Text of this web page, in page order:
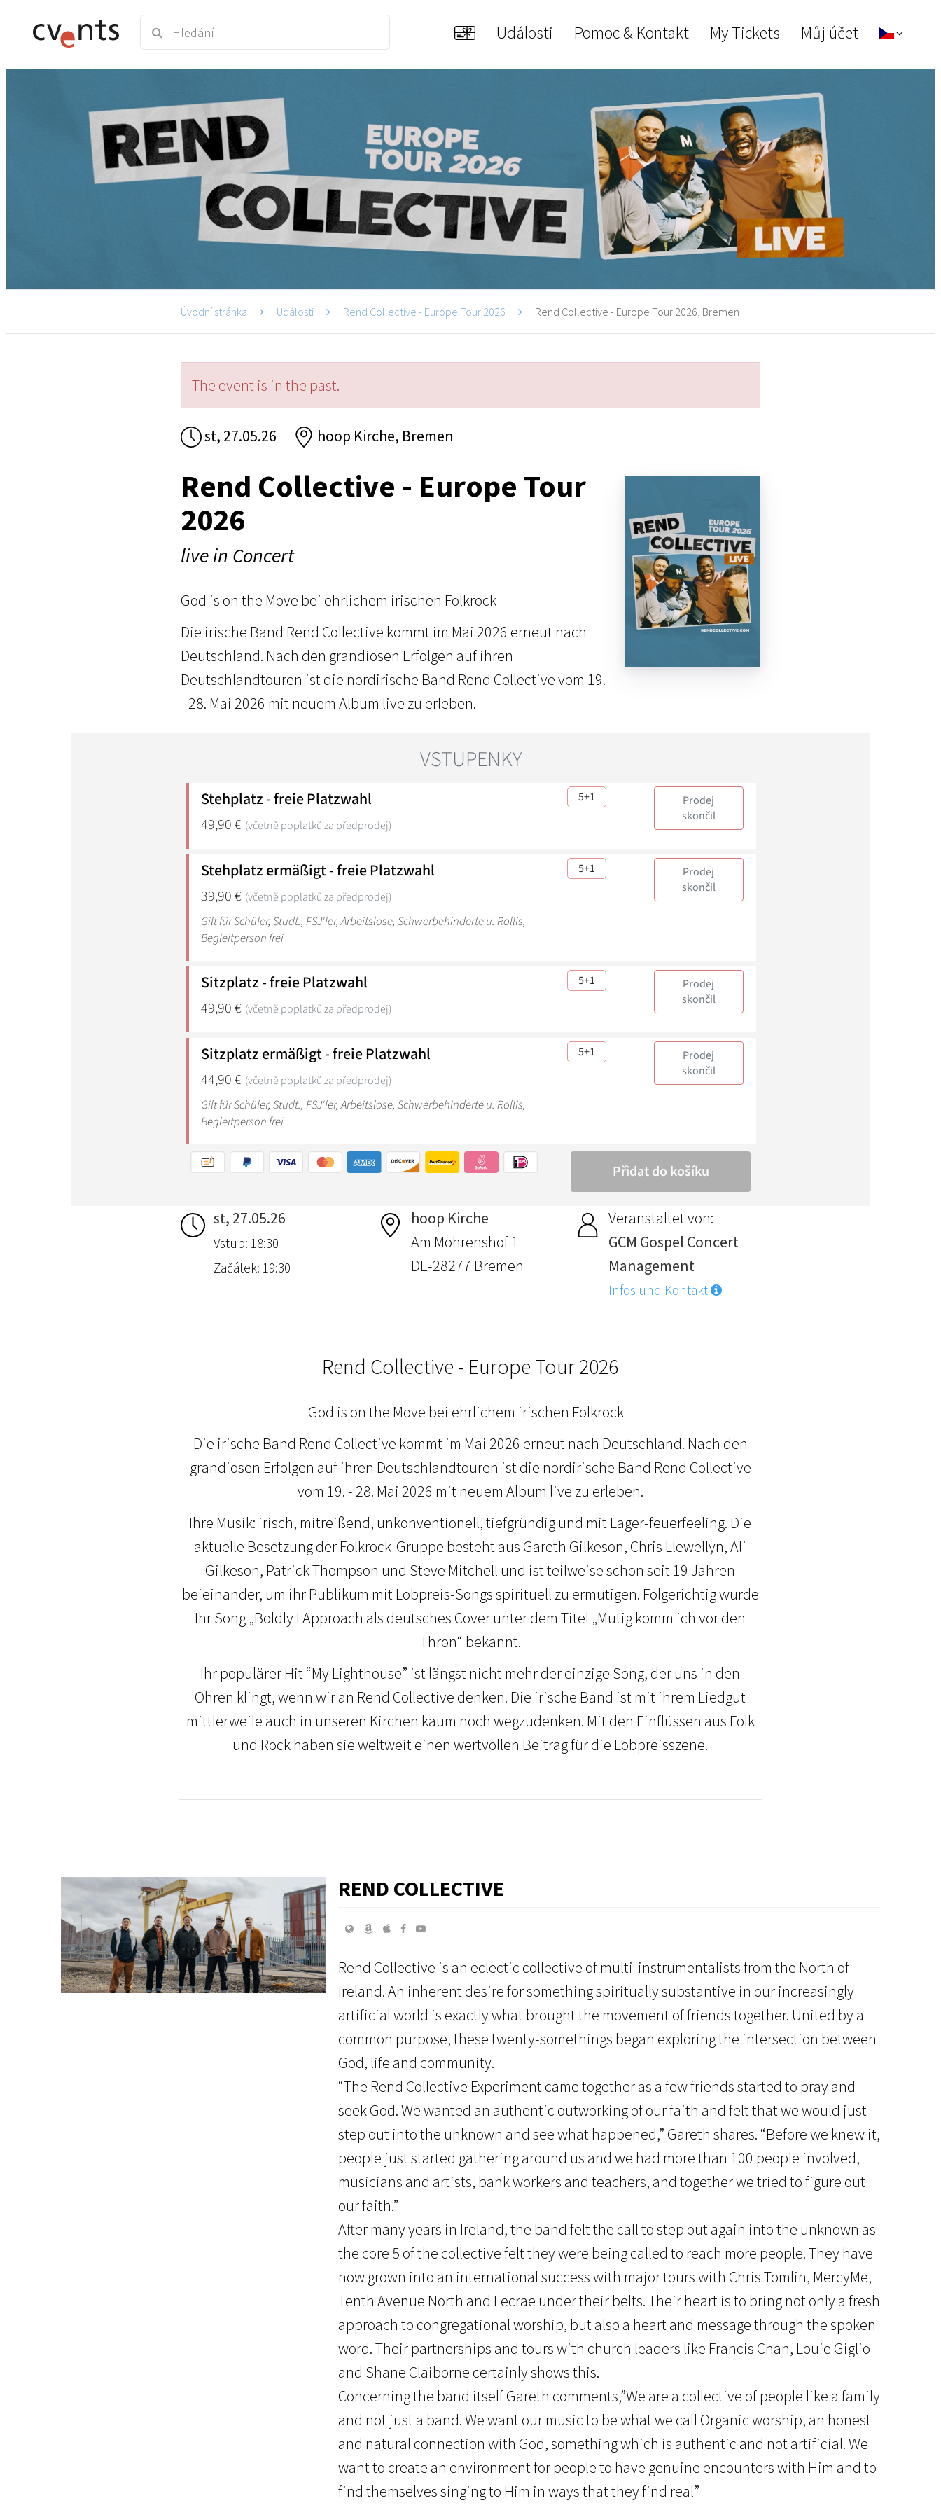
Události Pomoc & Kontakt My Tickets Můj účet
Úvodní stránka Události Rend Collective - Europe Tour 2026 Rend Collective - Europe Tour 2026, Bremen
The event is in the past.
st, 27.05.26 hoop Kirche, Bremen
Rend Collective - Europe Tour
2026
live in Concert
God is on the Move bei ehrlichem irischen Folkrock
Die irische Band Rend Collective kommt im Mai 2026 erneut nach
Deutschland. Nach den grandiosen Erfolgen auf ihren
Deutschlandtouren ist die nordirische Band Rend Collective vom 19.
- 28. Mai 2026 mit neuem Album live zu erleben.
st, 27.05.26
Vstup: 18:30
Začátek: 19:30
hoop Kirche
Am Mohrenshof 1
DE-28277 Bremen
Veranstaltet von:
GCM Gospel Concert
Management
Infos und Kontakt
Rend Collective - Europe Tour 2026
God is on the Move bei ehrlichem irischen Folkrock
Die irische Band Rend Collective kommt im Mai 2026 erneut nach Deutschland. Nach den
grandiosen Erfolgen auf ihren Deutschlandtouren ist die nordirische Band Rend Collective
vom 19. - 28. Mai 2026 mit neuem Album live zu erleben.
Ihre Musik: irisch, mitreißend, unkonventionell, tiefgründig und mit Lager-feuerfeeling. Die
aktuelle Besetzung der Folkrock-Gruppe besteht aus Gareth Gilkeson, Chris Llewellyn, Ali
Gilkeson, Patrick Thompson und Steve Mitchell und ist teilweise schon seit 19 Jahren
beieinander, um ihr Publikum mit Lobpreis-Songs spirituell zu ermutigen. Folgerichtig wurde
Ihr Song „Boldly I Approach als deutsches Cover unter dem Titel „Mutig komm ich vor den
Thron“ bekannt.
Ihr populärer Hit “My Lighthouse” ist längst nicht mehr der einzige Song, der uns in den
Ohren klingt, wenn wir an Rend Collective denken. Die irische Band ist mit ihrem Liedgut
mittlerweile auch in unseren Kirchen kaum noch wegzudenken. Mit den Einflüssen aus Folk
und Rock haben sie weltweit einen wertvollen Beitrag für die Lobpreisszene.
REND COLLECTIVE
Rend Collective is an eclectic collective of multi-instrumentalists from the North of
Ireland. An inherent desire for something spiritually substantive in our increasingly
artificial world is exactly what brought the movement of friends together. United by a
common purpose, these twenty-somethings began exploring the intersection between
God, life and community.
“The Rend Collective Experiment came together as a few friends started to pray and
seek God. We wanted an authentic outworking of our faith and felt that we would just
step out into the unknown and see what happened,” Gareth shares. “Before we knew it,
people just started gathering around us and we had more than 100 people involved,
musicians and artists, bank workers and teachers, and together we tried to figure out
our faith.”
After many years in Ireland, the band felt the call to step out again into the unknown as
the core 5 of the collective felt they were being called to reach more people. They have
now grown into an international success with major tours with Chris Tomlin, MercyMe,
Tenth Avenue North and Lecrae under their belts. Their heart is to bring not only a fresh
approach to congregational worship, but also a heart and message through the spoken
word. Their partnerships and tours with church leaders like Francis Chan, Louie Giglio
and Shane Claiborne certainly shows this.
Concerning the band itself Gareth comments,”We are a collective of people like a family
and not just a band. We want our music to be what we call Organic worship, an honest
and natural connection with God, something which is authentic and not artificial. We
want to create an environment for people to have genuine encounters with Him and to
find themselves singing to Him in ways that they find real”